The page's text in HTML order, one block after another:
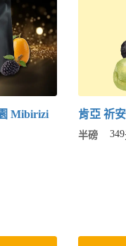
Mibirizi 肯亞 祈
半磅 349